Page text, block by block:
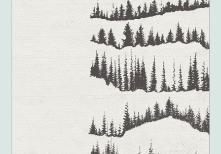
Anglisht
Ditarë
Evente
Blog